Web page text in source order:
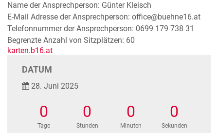
Name der Ansprechperson: Günter Kleisch
E-Mail Adresse der Ansprechperson: office@buehne16.at
Telefonnummer der Ansprechperson: 0699 179 738 31
Begrenzte Anzahl von Sitzplätzen: 60
karten.b16.at
DATUM
28. Juni 2025
0
Tage
0
Stunden
0
Minuten
0
Sekunden